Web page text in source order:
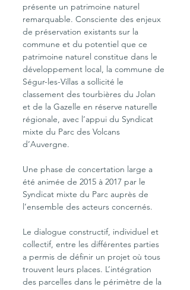
présente un patrimoine naturel
remarquable. Consciente des enjeux
de préservation existants sur la
commune et du potentiel que ce
patrimoine naturel constitue dans le
développement local, la commune de
Ségur-les-Villas a sollicité le
classement des tourbières du Jolan
et de la Gazelle en réserve naturelle
régionale, avec l’appui du Syndicat
mixte du Parc des Volcans
d’Auvergne.
Une phase de concertation large a
été animée de 2015 à 2017 par le
Syndicat mixte du Parc auprès de
l’ensemble des acteurs concernés.
Le dialogue constructif, individuel et
collectif, entre les différentes parties
a permis de définir un projet où tous
trouvent leurs places. L’intégration
des parcelles dans le périmètre de la